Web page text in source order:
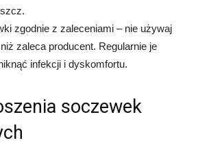
zgodnie z zaleceniami – nie używaj
zaleca producent. Regularnie je
infekcji i dyskomfortu.
soczewek